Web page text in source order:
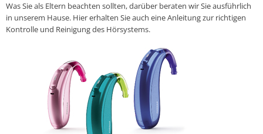
Was Sie als Eltern be­ach­ten sollten, darüber beraten wir Sie aus­führ­lich
in unserem Hause. Hier er­hal­ten Sie auch eine An­lei­tung zur rich­ti­gen
Kon­trol­le und Rei­ni­gung des Hör­sys­tems.